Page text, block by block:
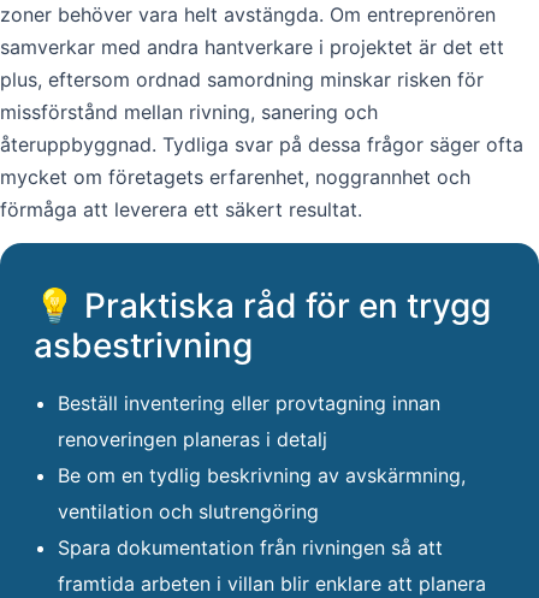
zoner behöver vara helt avstängda. Om entreprenören
samverkar med andra hantverkare i projektet är det ett
plus, eftersom ordnad samordning minskar risken för
missförstånd mellan rivning, sanering och
återuppbyggnad. Tydliga svar på dessa frågor säger ofta
mycket om företagets erfarenhet, noggrannhet och
förmåga att leverera ett säkert resultat.
💡 Praktiska råd för en trygg
asbestrivning
Beställ inventering eller provtagning innan
renoveringen planeras i detalj
Be om en tydlig beskrivning av avskärmning,
ventilation och slutrengöring
Spara dokumentation från rivningen så att
framtida arbeten i villan blir enklare att planera